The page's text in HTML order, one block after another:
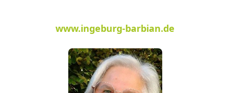
www.ingeburg-barbian.de